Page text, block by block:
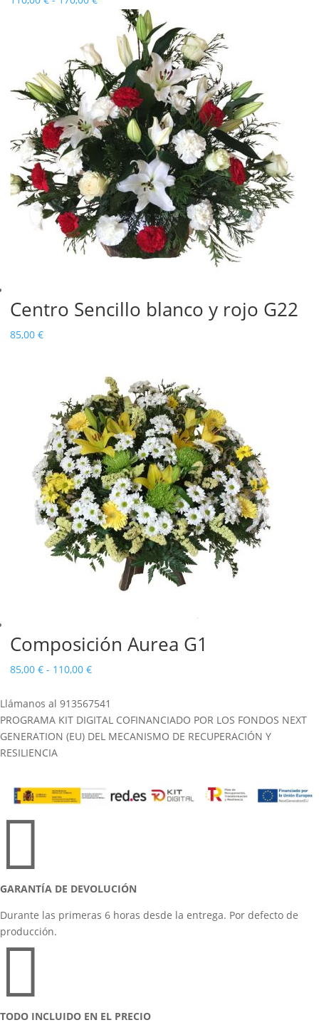
precios:
desde
110,00 €
hasta
170,00 €
Centro Sencillo blanco y rojo G22
85,00 €
Composición Aurea G1
85,00 € - 110,00 €Rango
precios:
desde
85,00 €
Llámanos al 913567541
PROGRAMA KIT DIGITAL COFINANCIADO POR LOS FONDOS NEXT
GENERATION (EU) DEL MECANISMO DE RECUPERACIÓN Y
RESILIENCIA

GARANTÍA DE DEVOLUCIÓN
Durante las primeras 6 horas desde la entrega. Por defecto de
producción.

TODO INCLUIDO EN EL PRECIO